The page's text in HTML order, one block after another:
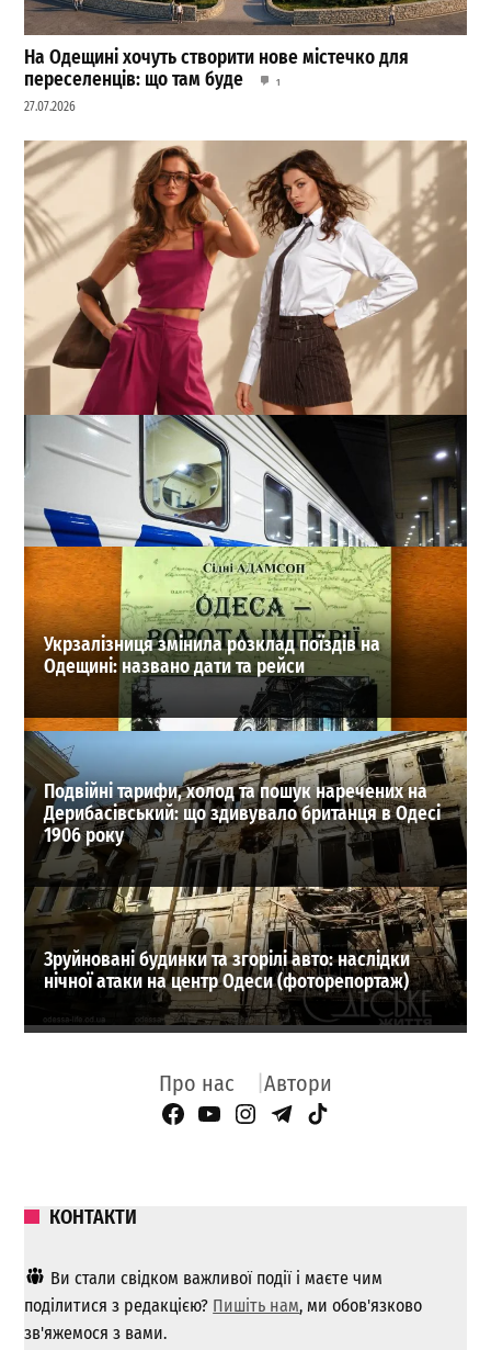
На Одещині хочуть створити нове містечко для
переселенців: що там буде
1
27.07.2026
Smart casual для літа: як не перегрітися й
залишитися в межах дрес-коду
0
05.08.2026
ВИБІР РЕДАКЦІЇ
Укрзалізниця змінила розклад поїздів на
Одещині: названо дати та рейси
Подвійні тарифи, холод та пошук наречених на
Дерибасівський: що здивувало британця в Одесі
1906 року
Зруйновані будинки та згорілі авто: наслідки
нічної атаки на центр Одеси (фоторепортаж)
Про нас Автори
Facebook Page
YouTube
Instagram
Telegram
TikTok
КОНТАКТИ
Ви стали свідком важливої ​​події і маєте чим
поділитися з редакцією? Пишіть нам, ми обов'язково
зв'яжемося з вами.